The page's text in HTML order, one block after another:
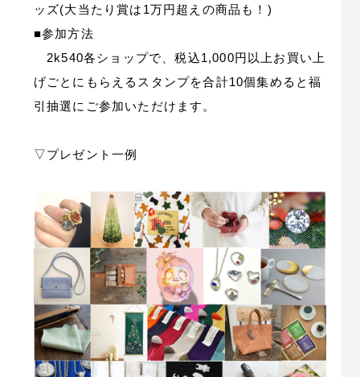
ッズ(大当たり賞は1万円超えの商品も！)
■参加方法
2k540各ショップで、税込1,000円以上お買い上
げごとにもらえるスタンプを合計10個集めると福
引抽選にご参加いただけます。
▽プレゼント一例